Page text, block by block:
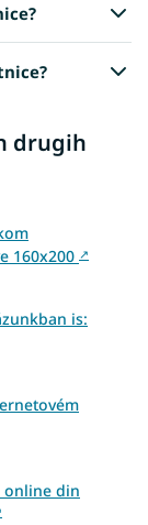
drugih
160x200 ↗
is:
online din